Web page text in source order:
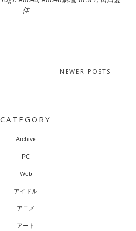
佳
NEWER POSTS
CATEGORY
Archive
PC
Web
アイドル
アニメ
アート